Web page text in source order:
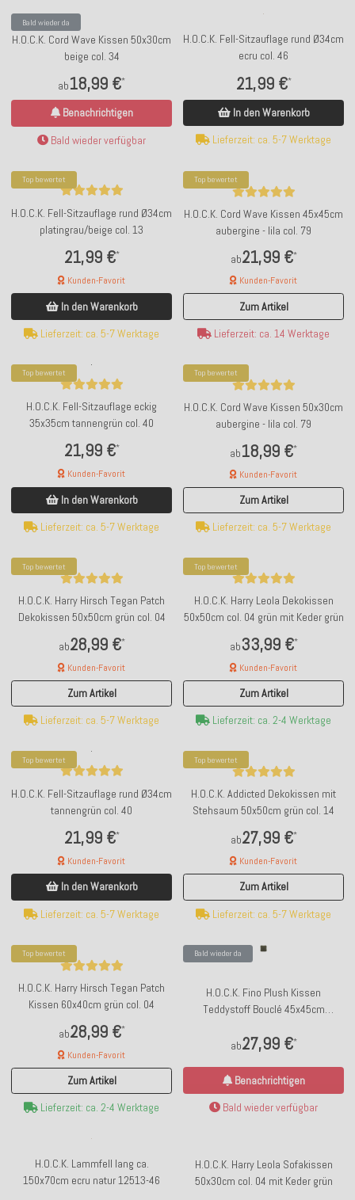
Bald wieder da
H.O.C.K. Cord Wave Kissen 50x30cm
beige col. 34
ab18,99 €*
Benachrichtigen
Bald wieder verfügbar
H.O.C.K. Fell-Sitzauflage rund Ø34cm
ecru col. 46
21,99 €*
In den Warenkorb
Lieferzeit: ca. 5-7 Werktage
Top bewertet
H.O.C.K. Fell-Sitzauflage rund Ø34cm
platingrau/beige col. 13
21,99 €*
Kunden-Favorit
In den Warenkorb
Lieferzeit: ca. 5-7 Werktage
Top bewertet
H.O.C.K. Cord Wave Kissen 45x45cm
aubergine - lila col. 79
ab21,99 €*
Kunden-Favorit
Zum Artikel
Lieferzeit: ca. 14 Werktage
Top bewertet
H.O.C.K. Fell-Sitzauflage eckig
35x35cm tannengrün col. 40
21,99 €*
Kunden-Favorit
In den Warenkorb
Lieferzeit: ca. 5-7 Werktage
Top bewertet
H.O.C.K. Cord Wave Kissen 50x30cm
aubergine - lila col. 79
ab18,99 €*
Kunden-Favorit
Zum Artikel
Lieferzeit: ca. 5-7 Werktage
Top bewertet
H.O.C.K. Harry Hirsch Tegan Patch
Dekokissen 50x50cm grün col. 04
ab28,99 €*
Kunden-Favorit
Zum Artikel
Lieferzeit: ca. 5-7 Werktage
Top bewertet
H.O.C.K. Harry Leola Dekokissen
50x50cm col. 04 grün mit Keder grün
ab33,99 €*
Kunden-Favorit
Zum Artikel
Lieferzeit: ca. 2-4 Werktage
Top bewertet
H.O.C.K. Fell-Sitzauflage rund Ø34cm
tannengrün col. 40
21,99 €*
Kunden-Favorit
In den Warenkorb
Lieferzeit: ca. 5-7 Werktage
Top bewertet
H.O.C.K. Addicted Dekokissen mit
Stehsaum 50x50cm grün col. 14
ab27,99 €*
Kunden-Favorit
Zum Artikel
Lieferzeit: ca. 5-7 Werktage
Top bewertet
H.O.C.K. Harry Hirsch Tegan Patch
Kissen 60x40cm grün col. 04
ab28,99 €*
Kunden-Favorit
Zum Artikel
Lieferzeit: ca. 2-4 Werktage
Bald wieder da
H.O.C.K. Fino Plush Kissen
Teddystoff Bouclé 45x45cm
ab27,99 €*
Benachrichtigen
Bald wieder verfügbar
H.O.C.K. Lammfell lang ca.
150x70cm ecru natur 12513-46
H.O.C.K. Harry Leola Sofakissen
50x30cm col. 04 mit Keder grün